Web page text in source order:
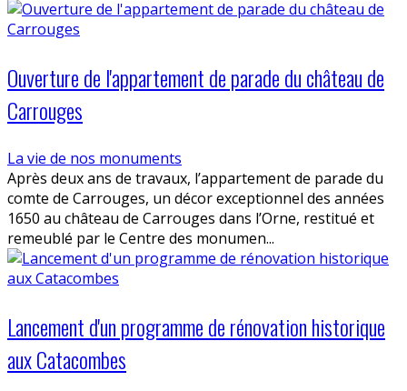
Ouverture de l'appartement de parade du château de
Carrouges
La vie de nos monuments
Après deux ans de travaux, l’appartement de parade du
comte de Carrouges, un décor exceptionnel des années
1650 au château de Carrouges dans l’Orne, restitué et
remeublé par le Centre des monumen...
Lancement d'un programme de rénovation historique
aux Catacombes